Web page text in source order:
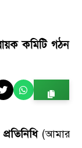
কমিটি গঠন
(আমার